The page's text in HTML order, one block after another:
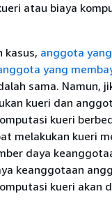
atau biaya
kasus, anggota
yang
sama. Namun,
kueri dan
kueri
melakukan kueri
daya
keanggotaan
kueri akan